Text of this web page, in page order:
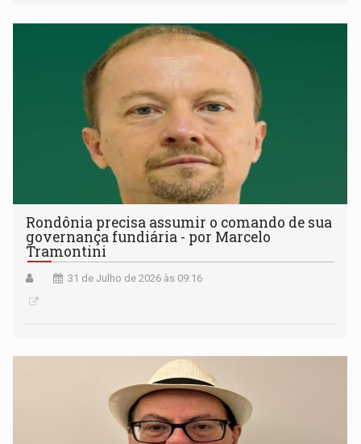
Rondônia precisa assumir o comando de sua
governança fundiária - por Marcelo
Tramontini
31 de Julho de 2026 às 09:16